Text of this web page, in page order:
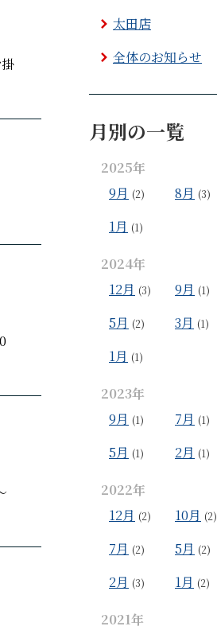
太田店
全体のお知らせ
月別の一覧
2025年
9月 (2) 8月 (3)
1月 (1)
2024年
12月 (3) 9月 (1)
5月 (2) 3月 (1)
1月 (1)
2023年
9月 (1) 7月 (1)
5月 (1) 2月 (1)
2022年
12月 (2) 10月 (2)
7月 (2) 5月 (2)
2月 (3) 1月 (2)
2021年